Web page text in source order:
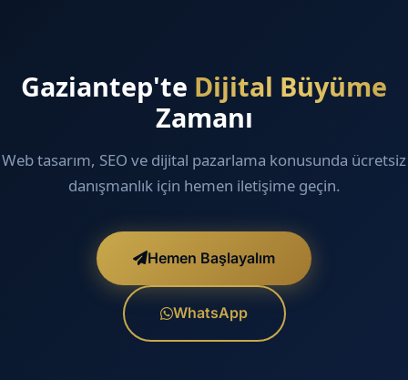
Gaziantep'te Dijital Büyüme
Zamanı
Web tasarım, SEO ve dijital pazarlama konusunda ücretsiz
danışmanlık için hemen iletişime geçin.
Hemen Başlayalım
WhatsApp